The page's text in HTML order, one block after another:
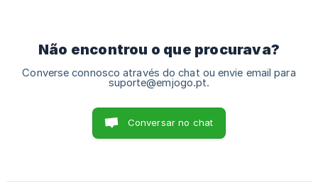
Não encontrou o que procurava?
Converse connosco através do chat ou envie email para
suporte@emjogo.pt.
Conversar no chat